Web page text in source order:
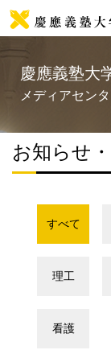
慶應義塾大
メディアセン
お知らせ
すべて
理工
看護